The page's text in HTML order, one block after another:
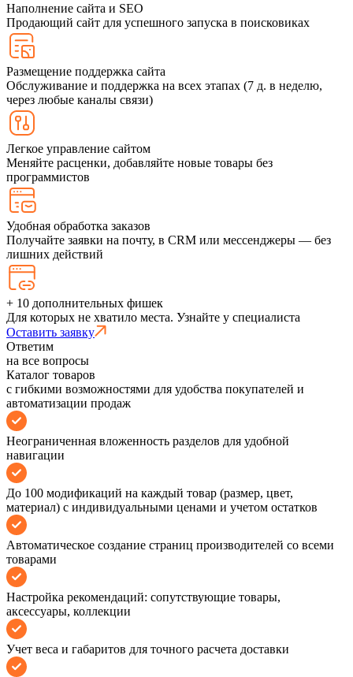
Наполнение сайта и SEO
Продающий сайт для успешного запуска в поисковиках
Размещение поддержка сайта
Обслуживание и поддержка на всех этапах (7 д. в неделю,
через любые каналы связи)
Легкое управление сайтом
Меняйте расценки, добавляйте новые товары без
программистов
Удобная обработка заказов
Получайте заявки на почту, в CRM или мессенджеры — без
лишних действий
+ 10 дополнительных фишек
Для которых не хватило места. Узнайте у специалиста
Оставить заявку
Ответим
на все вопросы
Каталог товаров
с гибкими возможностями для удобства покупателей и
автоматизации продаж
Неограниченная вложенность разделов для удобной
навигации
До 100 модификаций на каждый товар (размер, цвет,
материал) с индивидуальными ценами и учетом остатков
Автоматическое создание страниц производителей со всеми
товарами
Настройка рекомендаций: сопутствующие товары,
аксессуары, коллекции
Учет веса и габаритов для точного расчета доставки